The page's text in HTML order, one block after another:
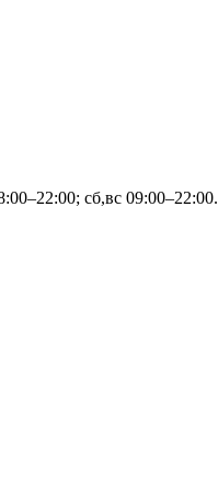
сб,вс 09:00–22:00.